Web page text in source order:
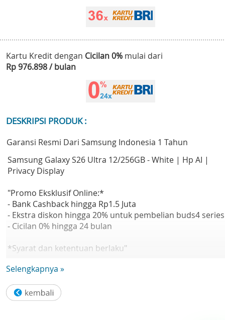
Kartu Kredit dengan Cicilan 0% mulai dari
Rp 976.898 / bulan
DESKRIPSI PRODUK :
Garansi Resmi Dari Samsung Indonesia 1 Tahun
Samsung Galaxy S26 Ultra 12/256GB - White | Hp AI |
Privacy Display
"Promo Eksklusif Online:*
- Bank Cashback hingga Rp1.5 Juta
- Ekstra diskon hingga 20% untuk pembelian buds4 series
- Cicilan 0% hingga 24 bulan
*Syarat dan ketentuan berlaku"
"""Samsung Galaxy S26 Ultra: Smartphone dengan
galaxy AI yang praktis.
Selengkapnya »